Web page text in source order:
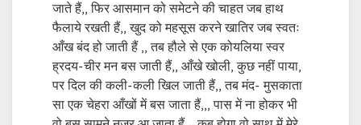
जाते हैं,, फिर आसमान को समेटने की चाहत जब हाथ
फैलाये रखती हैं,, खुद को महसूस करने खातिर जब स्वतः
आँख बंद हो जाती हैं ,, तब हौले से एक कोयलिया स्वर
ह्रदय-चीर मन बस जाती हैं,, आँखे खोली, कुछ नहीं पाया,
पर दिल की कली-कली खिल जाती हैं,, तब मंद- मुसकाता
सा एक चेहरा आँखों में बस जाता हैं,,, पास में ना होकर भी